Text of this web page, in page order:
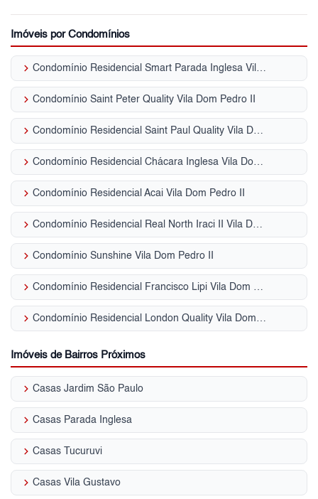
Imóveis por Condomínios
keyboard_arrow_right Condomínio Residencial Smart Parada Inglesa Vila Dom Pedro II
keyboard_arrow_right Condomínio Saint Peter Quality Vila Dom Pedro II
keyboard_arrow_right Condomínio Residencial Saint Paul Quality Vila Dom Pedro II
keyboard_arrow_right Condomínio Residencial Chácara Inglesa Vila Dom Pedro II
keyboard_arrow_right Condomínio Residencial Acai Vila Dom Pedro II
keyboard_arrow_right Condomínio Residencial Real North Iraci II Vila Dom Pedro II
keyboard_arrow_right Condomínio Sunshine Vila Dom Pedro II
keyboard_arrow_right Condomínio Residencial Francisco Lipi Vila Dom Pedro II
keyboard_arrow_right Condomínio Residencial London Quality Vila Dom Pedro II
Imóveis de Bairros Próximos
keyboard_arrow_right Casas Jardim São Paulo
keyboard_arrow_right Casas Parada Inglesa
keyboard_arrow_right Casas Tucuruvi
keyboard_arrow_right Casas Vila Gustavo